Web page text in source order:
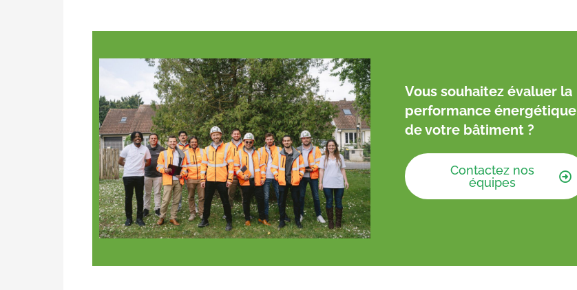
Vous souhaitez évaluer la
performance énergétique
de votre bâtiment ?
Contactez nos
équipes